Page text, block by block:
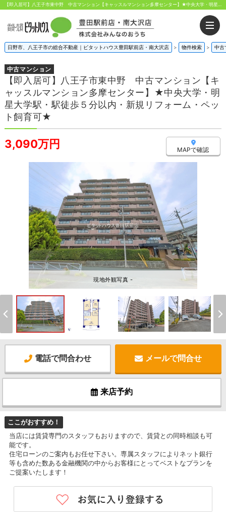
日野市、八王子市の総合不動産｜ピタットハウス豊田駅前店・南大沢店 > 物件検索 > 中古
中古マンション
【即入居可】八王子市東中野 中古マンション【キ
ャッスルマンション多摩センター】★中央大学・明
星大学駅・駅徒歩５分以内・新規リフォーム・ペッ
ト飼育可★
3,090万円 MAPで確認
現地外観写真 -
電話で問合わせ メールで問合せ
来店予約
ここがおすすめ！
当店には賃貸専門のスタッフもおりますので、賃貸との同時相談も可
能です。
住宅ローンのご案内もお任せ下さい。専属スタッフによりネット銀行
等も含めた数ある金融機関の中からお客様にとってベストなプランを
ご提案いたします！